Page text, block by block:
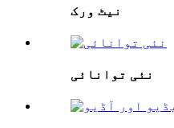
نیٹ ورک
نئی توانائی